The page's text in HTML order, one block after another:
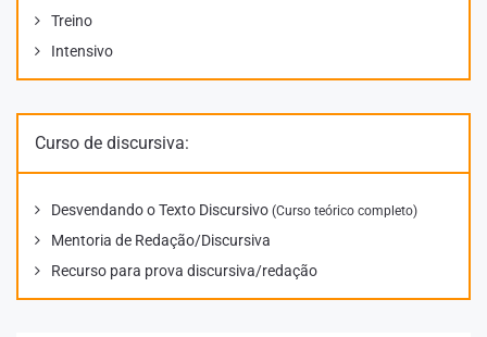
Treino
Intensivo
Curso de discursiva:
Desvendando o Texto Discursivo (Curso teórico completo)
Mentoria de Redação/Discursiva
Recurso para prova discursiva/redação